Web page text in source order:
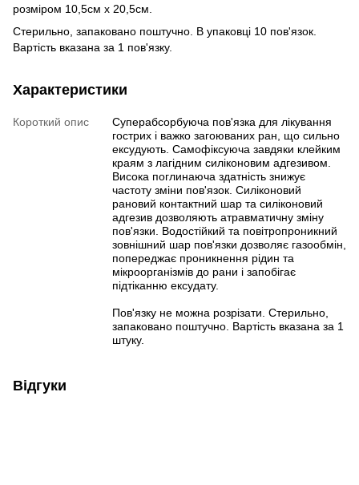
розміром 10,5см х 20,5см.
Стерильно, запаковано поштучно. В упаковці 10 пов'язок.
Вартість вказана за 1 пов'язку.
Характеристики
Короткий опис
Суперабсорбуюча пов'язка для лікування
гострих і важко загоюваних ран, що сильно
ексудують. Самофіксуюча завдяки клейким
краям з лагідним силіконовим адгезивом.
Висока поглинаюча здатність знижує
частоту зміни пов'язок. Силіконовий
рановий контактний шар та силіконовий
адгезив дозволяють атравматичну зміну
пов'язки. Водостійкий та повітропроникний
зовнішний шар пов'язки дозволяє газообмін,
попереджає проникнення рідин та
мікроорганізмів до рани і запобігає
підтіканню ексудату.
Пов'язку не можна розрізати. Стерильно,
запаковано поштучно. Вартість вказана за 1
штуку.
Відгуки